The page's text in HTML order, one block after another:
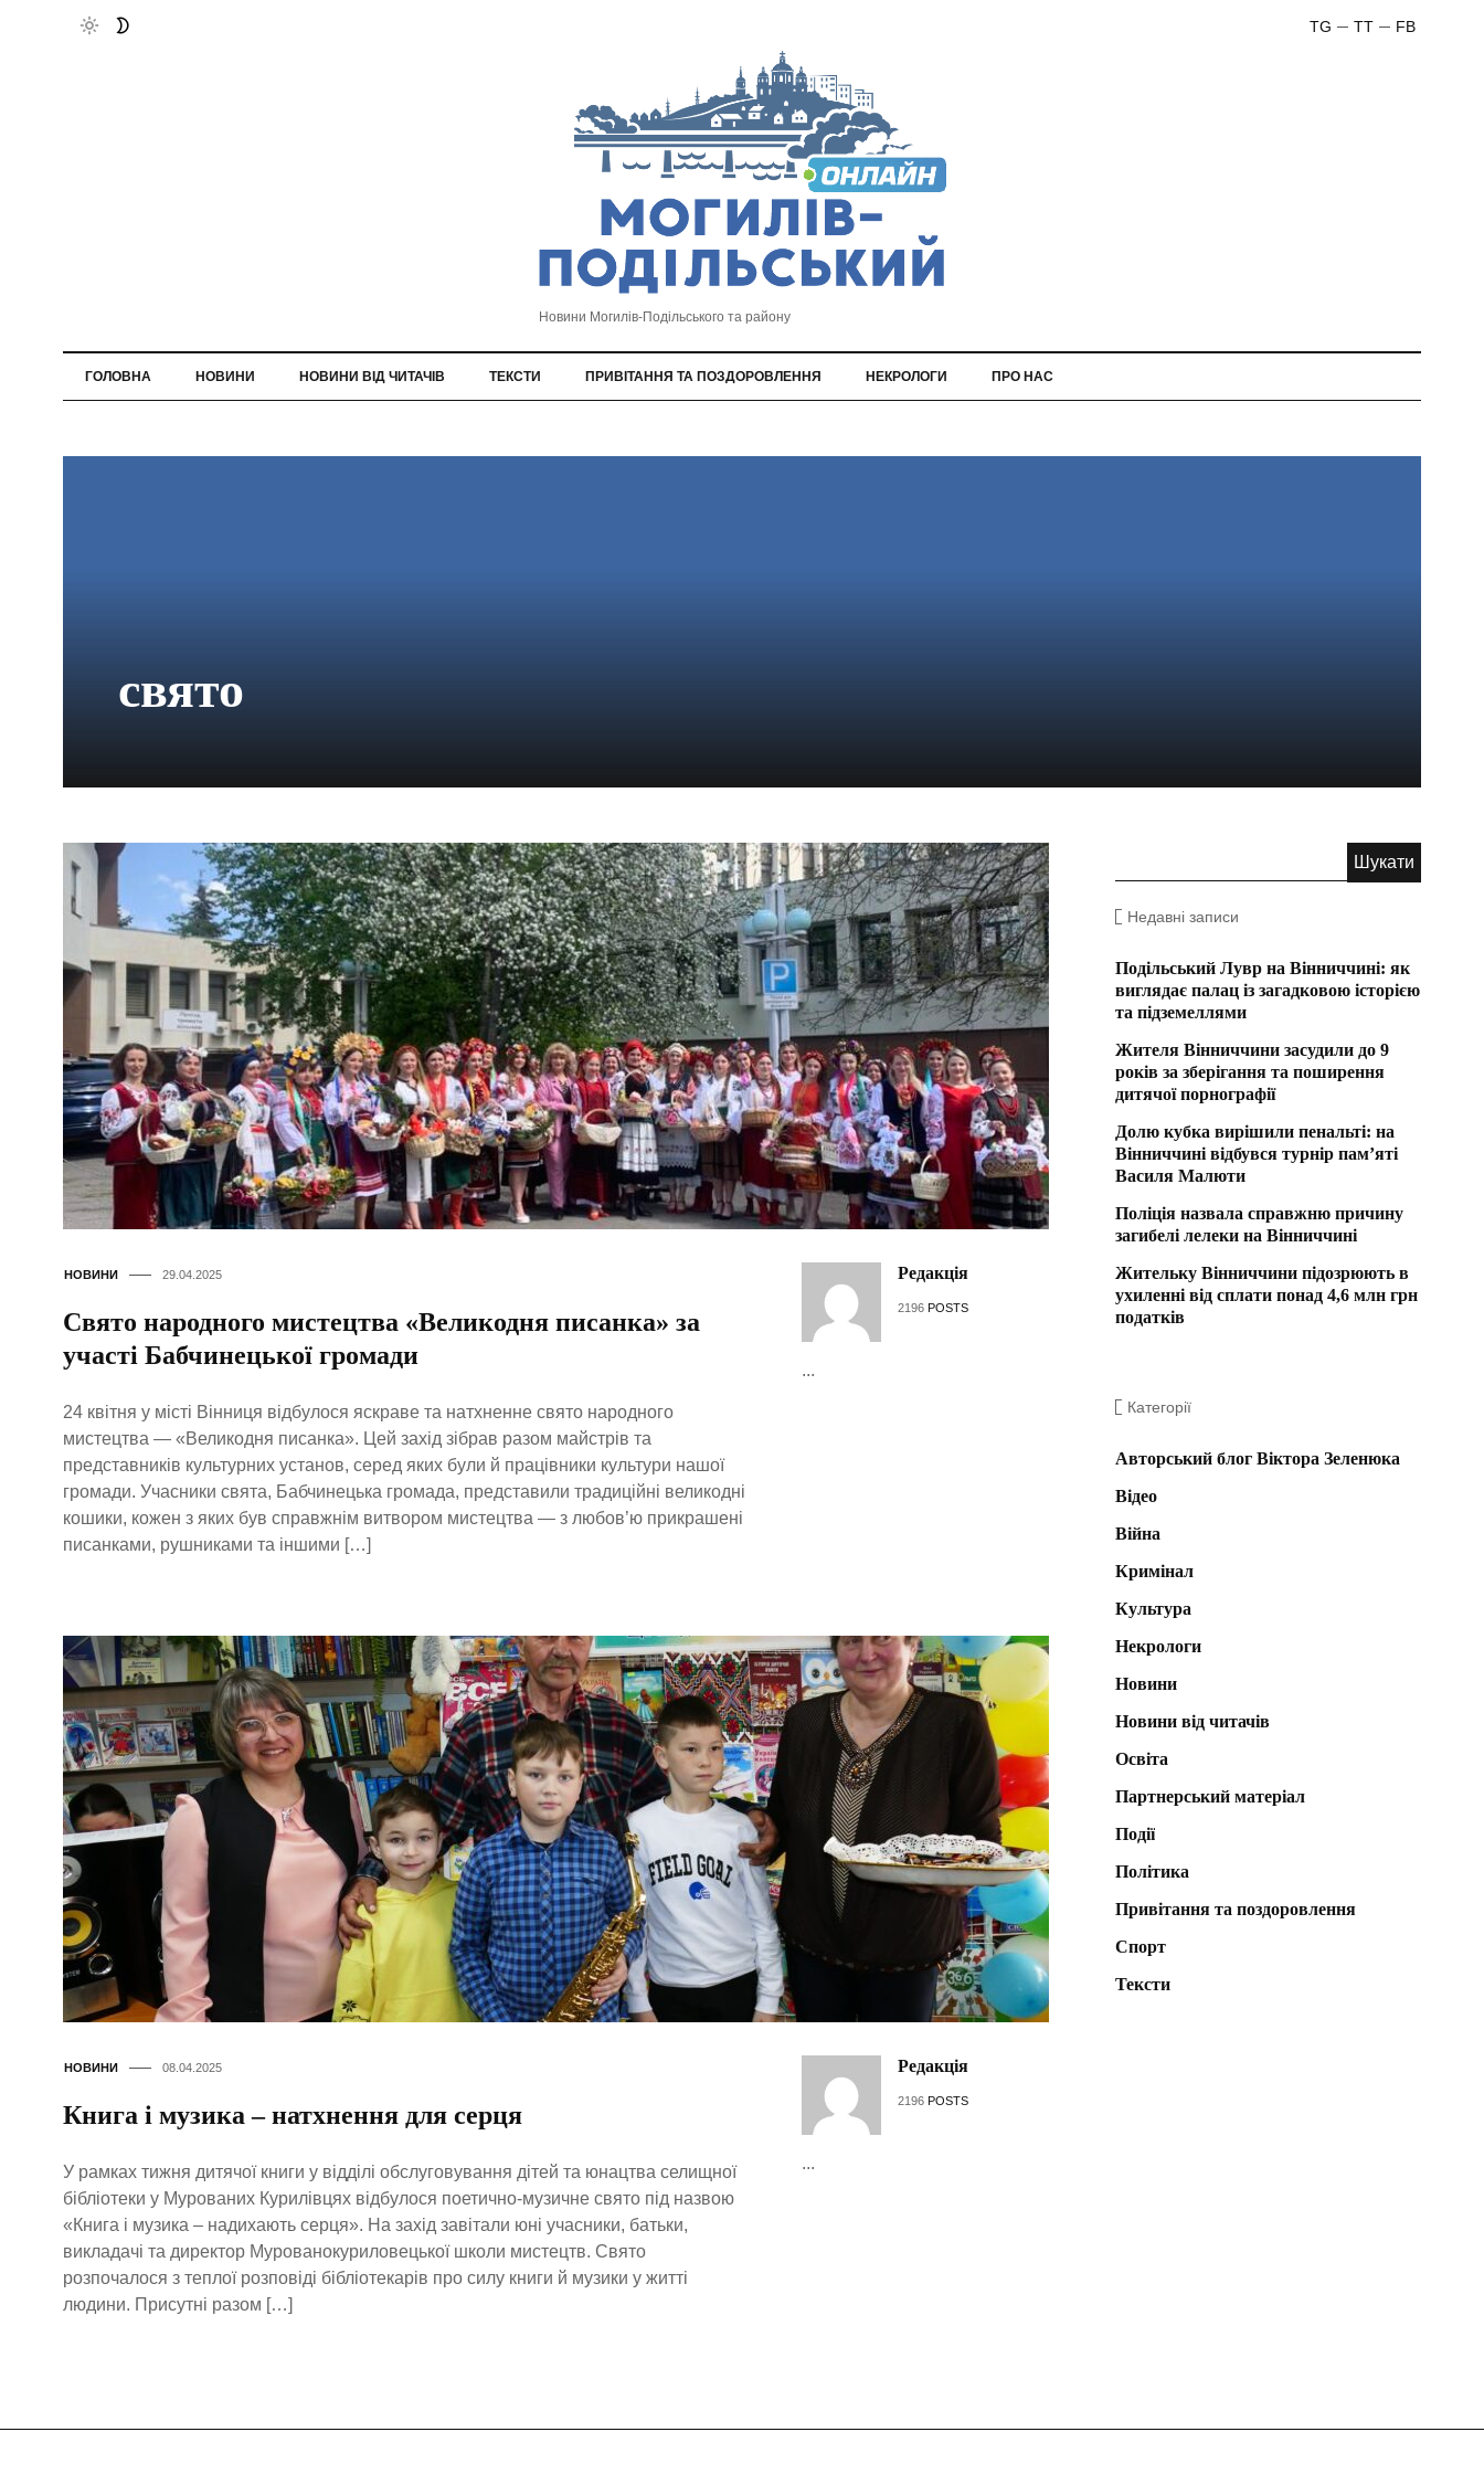
FB
TT
TG
Новини Могилів-Подільського та району
ГОЛОВНА НОВИНИ НОВИНИ ВІД ЧИТАЧІВ ТЕКСТИ ПРИВІТАННЯ ТА ПОЗДОРОВЛЕННЯ НЕКРОЛОГИ ПРО НАС
свято
НОВИНИ 29.04.2025
Свято народного мистецтва «Великодня писанка» за
участі Бабчинецької громади
24 квітня у місті Вінниця відбулося яскраве та натхненне свято народного
мистецтва — «Великодня писанка». Цей захід зібрав разом майстрів та
представників культурних установ, серед яких були й працівники культури нашої
громади. Учасники свята, Бабчинецька громада, представили традиційні великодні
кошики, кожен з яких був справжнім витвором мистецтва — з любов’ю прикрашені
писанками, рушниками та іншими […]
Редакція
2196 POSTS
...
НОВИНИ 08.04.2025
Книга і музика – натхнення для серця
У рамках тижня дитячої книги у відділі обслуговування дітей та юнацтва селищної
бібліотеки у Мурованих Курилівцях відбулося поетично-музичне свято під назвою
«Книга і музика – надихають серця». На захід завітали юні учасники, батьки,
викладачі та директор Мурованокуриловецької школи мистецтв. Свято
розпочалося з теплої розповіді бібліотекарів про силу книги й музики у житті
людини. Присутні разом […]
Редакція
2196 POSTS
...
Недавні записи
Подільський Лувр на Вінниччині: як
виглядає палац із загадковою історією
та підземеллями
Жителя Вінниччини засудили до 9
років за зберігання та поширення
дитячої порнографії
Долю кубка вирішили пенальті: на
Вінниччині відбувся турнір пам’яті
Василя Малюти
Поліція назвала справжню причину
загибелі лелеки на Вінниччині
Жительку Вінниччини підозрюють в
ухиленні від сплати понад 4,6 млн грн
податків
Категорії
Авторський блог Віктора Зеленюка
Відео
Війна
Кримінал
Культура
Некрологи
Новини
Новини від читачів
Освіта
Партнерський матеріал
Події
Політика
Привітання та поздоровлення
Спорт
Тексти